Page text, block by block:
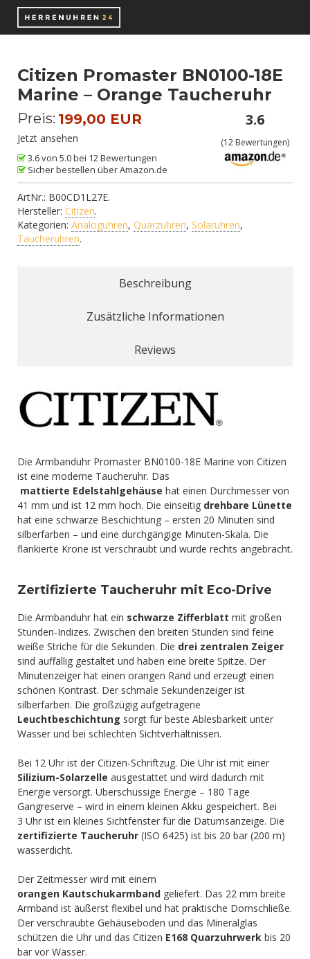
Citizen Promaster BN0100-18E
Marine – Orange Taucheruhr
Preis: 199,00 EUR
Jetzt ansehen
3.6 von 5.0 bei 12 Bewertungen
Sicher bestellen über Amazon.de
3.6
(12Bewertungen)
ArtNr.: B00CD1L27E.
Hersteller: Citizen.
Kategorien: Analoguhren, Quarzuhren, Solaruhren,
Taucheruhren.
Beschreibung
Zusätzliche Informationen
Reviews
Die Armbanduhr Promaster BN0100-18E Marine von Citizen
ist eine moderne Taucheruhr. Das
mattierte Edelstahlgehäuse hat einen Durchmesser von
41 mm und ist 12 mm hoch. Die einseitig drehbare Lünette
hat eine schwarze Beschichtung – ersten 20 Minuten sind
silberfarben – und eine durchgängige Minuten-Skala. Die
flankierte Krone ist verschraubt und wurde rechts angebracht.
Zertifizierte Taucheruhr mit Eco-Drive
Die Armbanduhr hat ein schwarze Zifferblatt mit großen
Stunden-Indizes. Zwischen den breiten Stunden sind feine
weiße Striche für die Sekunden. Die drei zentralen Zeiger
sind auffällig gestaltet und haben eine breite Spitze. Der
Minutenzeiger hat einen orangen Rand und erzeugt einen
schönen Kontrast. Der schmale Sekundenzeiger ist
silberfarben. Die großzügig aufgetragene
Leuchtbeschichtung sorgt für beste Ablesbarkeit unter
Wasser und bei schlechten Sichtverhältnissen.
Bei 12 Uhr ist der Citizen-Schriftzug. Die Uhr ist mit einer
Silizium-Solarzelle ausgestattet und wird dadurch mit
Energie versorgt. Überschüssige Energie – 180 Tage
Gangreserve – wird in einem kleinen Akku gespeichert. Bei
3 Uhr ist ein kleines Sichtfenster für die Datumsanzeige. Die
zertifizierte Taucheruhr (ISO 6425) ist bis 20 bar (200 m)
wasserdicht.
Der Zeitmesser wird mit einem
orangen Kautschukarmband geliefert. Das 22 mm breite
Armband ist äußerst flexibel und hat praktische Dornschließe.
Der verschraubte Gehäuseboden und das Mineralglas
schützen die Uhr und das Citizen E168 Quarzuhrwerk bis 20
bar vor Wasser.